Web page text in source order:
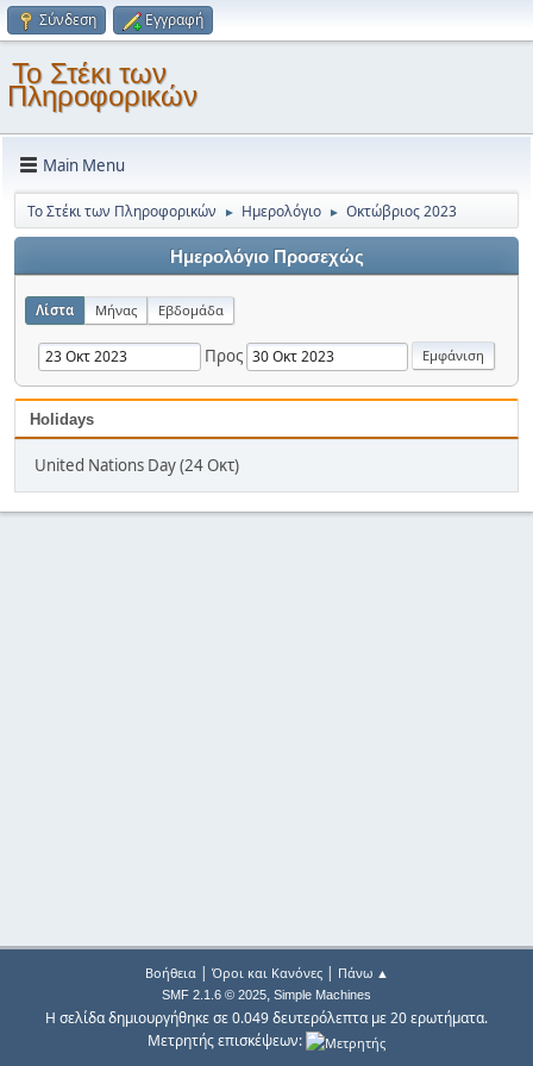
Σύνδεση Εγγραφή
Το Στέκι των
Πληροφορικών
Main Menu
Το Στέκι των Πληροφορικών ► Ημερολόγιο ► Οκτώβριος 2023
Ημερολόγιο Προσεχώς
Λίστα Μήνας Εβδομάδα
Προς
Holidays
United Nations Day (24 Οκτ)
Βοήθεια| Όροι και Κανόνες| Πάνω ▲
SMF 2.1.6 © 2025, Simple Machines
Η σελίδα δημιουργήθηκε σε 0.049 δευτερόλεπτα με 20 ερωτήματα.
Μετρητής επισκέψεων: